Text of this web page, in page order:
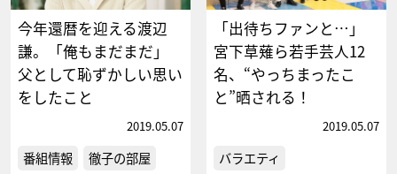
今年還暦を迎える渡辺
謙。「俺もまだまだ」
父として恥ずかしい思い
をしたこと
2019.05.07
番組情報 徹子の部屋
「出待ちファンと…」
宮下草薙ら若手芸人12
名、“やっちまったこ
と”晒される！
2019.05.07
バラエティ